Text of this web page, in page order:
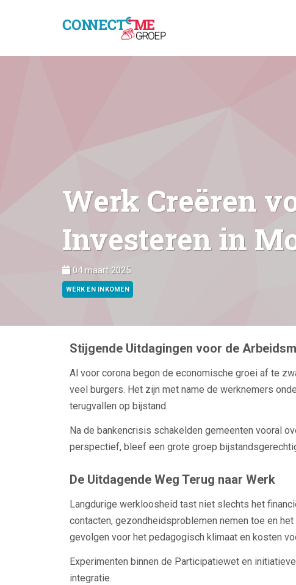
Werk Creëren
Investeren in
04 maart 2025
WERK EN INKOMEN
Stijgende Uitdagingen voor de
Al voor corona begon de economische groei af te
veel burgers. Het zijn met name de werknemers
terugvallen op bijstand.
Na de bankencrisis schakelden gemeenten vooral
perspectief, bleef een grote groep
De Uitdagende Weg Terug naar Werk
Langdurige werkloosheid tast niet slechts het
contacten, gezondheidsproblemen nemen toe en
gevolgen voor het pedagogisch klimaat en kosten
Experimenten binnen de Participatiewet en
integratie.